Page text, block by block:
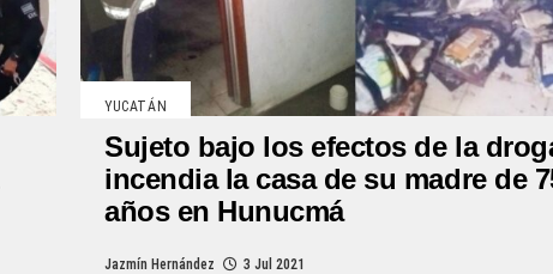
YUCATÁN
Sujeto bajo los efectos de la
incendia la casa de su madre de
años en Hunucmá
Jazmín Hernández 3 Jul 2021